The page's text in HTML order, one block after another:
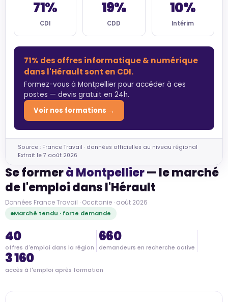
71%
CDI
19%
CDD
10%
Intérim
71% des offres informatique & numérique
dans l'Hérault sont en CDI.
Formez-vous à Montpellier pour accéder à ces
postes — devis gratuit en 24h.
Voir nos formations →
Source : France Travail · données officielles au niveau régional
Extrait le 7 août 2026
Se formerà Montpellier— le marché
de l'emploi dans l'Hérault
Données France Travail · Occitanie · août 2026
Marché tendu · forte demande
40
offres d'emploi dans la région
660
demandeurs en recherche active
3 160
accès à l'emploi après formation